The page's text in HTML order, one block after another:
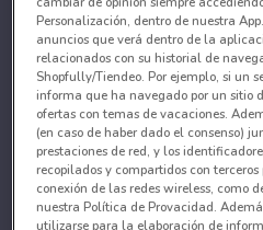
Personalización, dentro de nuestra
anuncios que verá dentro de la
relacionados con su historial de
Shopfully/Tiendeo. Por ejemplo, si un
informa que ha navegado por un sitio
ofertas con temas de vacaciones.
(en caso de haber dado el consenso)
prestaciones de red, y los
recopilados y compartidos con
conexión de las redes wireless, como
nuestra Política de Provacidad.
utilizarse para la elaboración de